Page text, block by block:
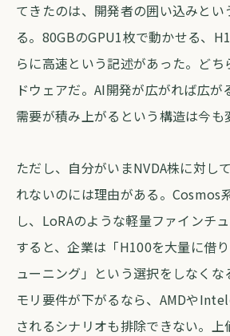
てきたのは、開発者の囲い込みとい
る。80GBのGPU1枚で動かせる、
らに高速という記述があった。どち
ドウェアだ。AI開発が広がれば広が
需要が積み上がるという構造は今も
ただし、自分がいまNVDA株に対し
れないのには理由がある。Cosmos
し、LoRAのような軽量ファインチ
すると、企業は「H100を大量に借
ューニング」という選択をしなくな
モリ要件が下がるなら、AMDや
されるシナリオも排除できない。上